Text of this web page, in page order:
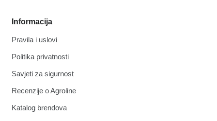
Informacija
Pravila i uslovi
Politika privatnosti
Savjeti za sigurnost
Recenzije o Agroline
Katalog brendova